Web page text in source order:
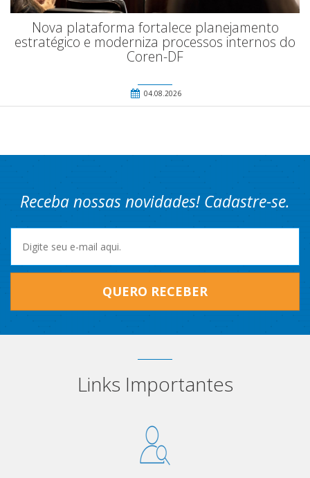
Nova plataforma fortalece planejamento
estratégico e moderniza processos internos do
Coren-DF
04.08.2026
Receba nossas novidades! Cadastre-se.
QUERO RECEBER
Links Importantes